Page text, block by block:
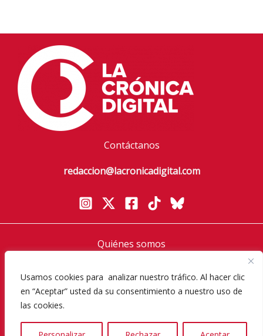
Usamos cookies para analizar nuestro tráfico. Al hacer clic
en “Aceptar” usted da su consentimiento a nuestro uso de
las cookies.
Contáctanos
redaccion@lacronicadigital.com
Quiénes somos
Aviso Legal
Política de cookies